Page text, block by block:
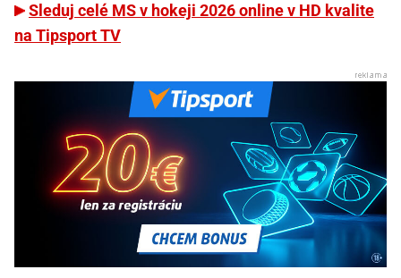
Sleduj celé MS v hokeji 2026 online v HD kvalite
na Tipsport TV